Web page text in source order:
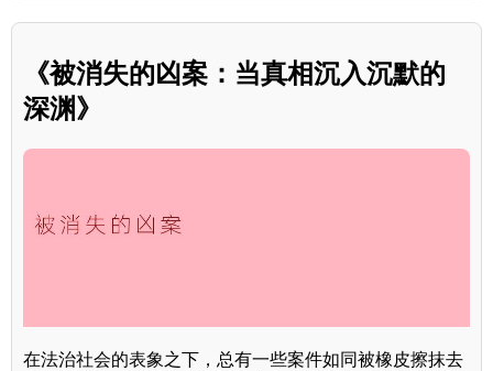
《被消失的凶案：当真相沉入沉默的
深渊》
在法治社会的表象之下，总有一些案件如同被橡皮擦抹去